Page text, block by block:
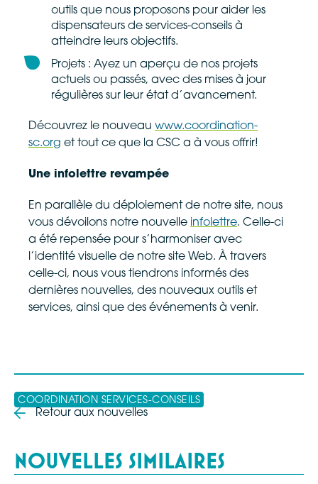
outils que nous proposons pour aider les
dispensateurs de services-conseils à
atteindre leurs objectifs.
Projets : Ayez un aperçu de nos projets
actuels ou passés, avec des mises à jour
régulières sur leur état d’avancement.
Découvrez le nouveau www.coordination-
sc.org et tout ce que la CSC a à vous offrir!
Une infolettre revampée
En parallèle du déploiement de notre site, nous
vous dévoilons notre nouvelle infolettre. Celle-ci
a été repensée pour s’harmoniser avec
l’identité visuelle de notre site Web. À travers
celle-ci, nous vous tiendrons informés des
dernières nouvelles, des nouveaux outils et
services, ainsi que des événements à venir.
Retour aux nouvelles
COORDINATION SERVICES-CONSEILS
NOUVELLES SIMILAIRES